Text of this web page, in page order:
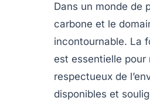
Dans un monde de
carbone et le
incontournable. La
est essentielle pour
respectueux de
disponibles et